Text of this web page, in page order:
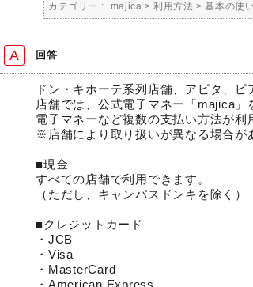
カテゴリー : majica >利用方法 >基本の使
回答
ドン・キホーテ系列店舗、アピタ、
店舗では、公式電子マネー「majica」
電子マネーなど複数の支払い方法が利
※店舗により取り扱いが異なる場合が
■現金
すべての店舗で利用できます。
（ただし、キャンパスドンキを除く）
■クレジットカード
・JCB
・Visa
・MasterCard
・American Express